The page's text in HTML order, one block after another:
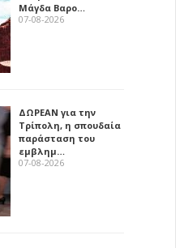
Μάγδα Βαρο…
07-08-2026
ΔΩΡΕΑΝ για την
Τρίπολη, η σπουδαία
παράσταση του
εμβλημ…
07-08-2026